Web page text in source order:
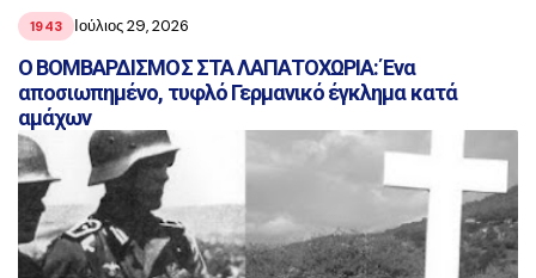
1943 Ιούλιος 29, 2026
Ο ΒΟΜΒΑΡΔΙΣΜΟΣ ΣΤΑ ΛΑΠΑΤΟΧΩΡΙΑ: Ένα
αποσιωπημένο, τυφλό Γερμανικό έγκλημα κατά
αμάχων